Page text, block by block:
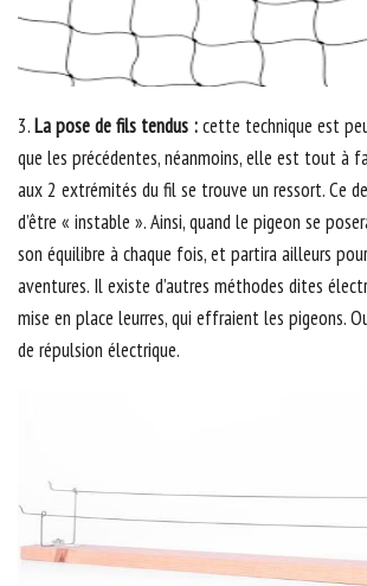
3.La pose de fils tendus :cette technique est
que les précédentes, néanmoins, elle est tout à
aux 2 extrémités du fil se trouve un ressort. Ce
d’être « instable ». Ainsi, quand le pigeon se
son équilibre à chaque fois, et partira ailleurs
aventures. Il existe d’autres méthodes dites
mise en place leurres, qui effraient les pigeons.
de répulsion électrique.